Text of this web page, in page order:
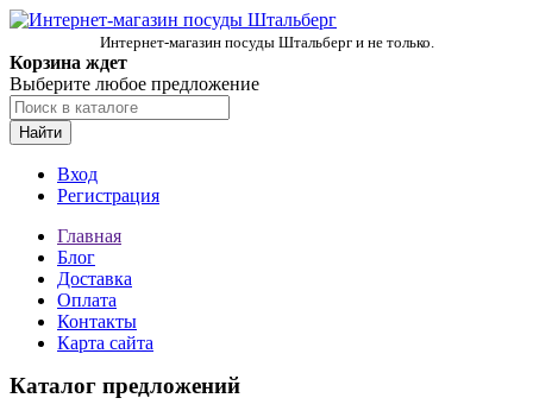
Интернет-магазин посуды Штальберг и не только.
Корзина ждет
Выберите любое предложение
Найти
Вход
Регистрация
Главная
Блог
Доставка
Оплата
Контакты
Карта сайта
Каталог предложений